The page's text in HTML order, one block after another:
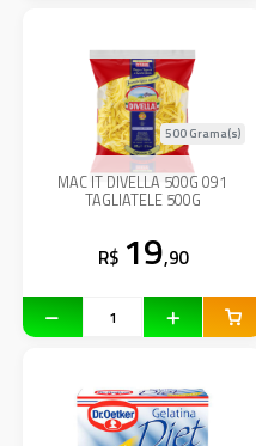
MAC IT DIVELLA 500G 091
TAGLIATELE 500G
500 Grama(s)
R$ 19,90